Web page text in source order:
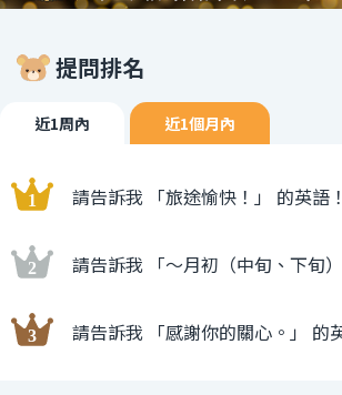
提問排名
近1周內 近1個月內
請告訴我 「旅途愉快！」 的英語！
請告訴我 「〜月初（中旬、下旬
請告訴我 「感謝你的關心。」 的